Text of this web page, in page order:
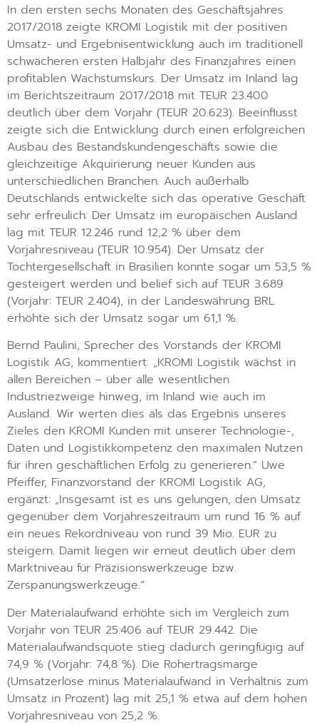
In den ersten sechs Monaten des Geschäftsjahres
2017/2018 zeigte KROMI Logistik mit der positiven
Umsatz- und Ergebnisentwicklung auch im traditionell
schwächeren ersten Halbjahr des Finanzjahres einen
profitablen Wachstumskurs. Der Umsatz im Inland lag
im Berichtszeitraum 2017/2018 mit TEUR 23.400
deutlich über dem Vorjahr (TEUR 20.623). Beeinflusst
zeigte sich die Entwicklung durch einen erfolgreichen
Ausbau des Bestandskundengeschäfts sowie die
gleichzeitige Akquirierung neuer Kunden aus
unterschiedlichen Branchen. Auch außerhalb
Deutschlands entwickelte sich das operative Geschäft
sehr erfreulich: Der Umsatz im europäischen Ausland
lag mit TEUR 12.246 rund 12,2 % über dem
Vorjahresniveau (TEUR 10.954). Der Umsatz der
Tochtergesellschaft in Brasilien konnte sogar um 53,5 %
gesteigert werden und belief sich auf TEUR 3.689
(Vorjahr: TEUR 2.404), in der Landeswährung BRL
erhöhte sich der Umsatz sogar um 61,1 %.
Bernd Paulini, Sprecher des Vorstands der KROMI
Logistik AG, kommentiert: „KROMI Logistik wächst in
allen Bereichen – über alle wesentlichen
Industriezweige hinweg, im Inland wie auch im
Ausland. Wir werten dies als das Ergebnis unseres
Zieles den KROMI Kunden mit unserer Technologie-,
Daten und Logistikkompetenz den maximalen Nutzen
für ihren geschäftlichen Erfolg zu generieren.“ Uwe
Pfeiffer, Finanzvorstand der KROMI Logistik AG,
ergänzt: „Insgesamt ist es uns gelungen, den Umsatz
gegenüber dem Vorjahreszeitraum um rund 16 % auf
ein neues Rekordniveau von rund 39 Mio. EUR zu
steigern. Damit liegen wir erneut deutlich über dem
Marktniveau für Präzisionswerkzeuge bzw.
Zerspanungswerkzeuge.“
Der Materialaufwand erhöhte sich im Vergleich zum
Vorjahr von TEUR 25.406 auf TEUR 29.442. Die
Materialaufwandsquote stieg dadurch geringfügig auf
74,9 % (Vorjahr: 74,8 %). Die Rohertragsmarge
(Umsatzerlöse minus Materialaufwand in Verhältnis zum
Umsatz in Prozent) lag mit 25,1 % etwa auf dem hohen
Vorjahresniveau von 25,2 %.